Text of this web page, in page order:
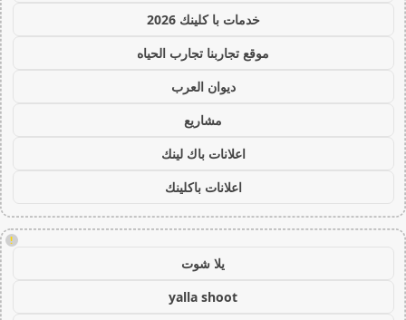
خدمات با كلينك 2026
موقع تجاربنا تجارب الحياه
ديوان العرب
مشاريع
اعلانات باك لينك
اعلانات باكلينك
!
يلا شوت
yalla shoot